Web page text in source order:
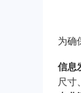
为确
信息
尺寸